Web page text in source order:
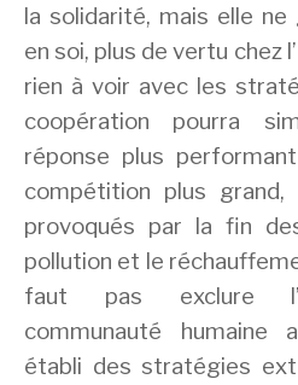
la solidarité, mais elle
en soi, plus de vertu chez
rien à voir avec les
coopération pourra
réponse plus
compétition plus
provoqués par la fin
pollution et le
faut pas exclure
communauté humaine
établi des stratégies